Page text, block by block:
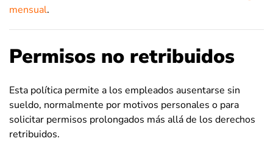
mensual.
Permisos no retribuidos
Esta política permite a los empleados ausentarse sin
sueldo, normalmente por motivos personales o para
solicitar permisos prolongados más allá de los derechos
retribuidos.